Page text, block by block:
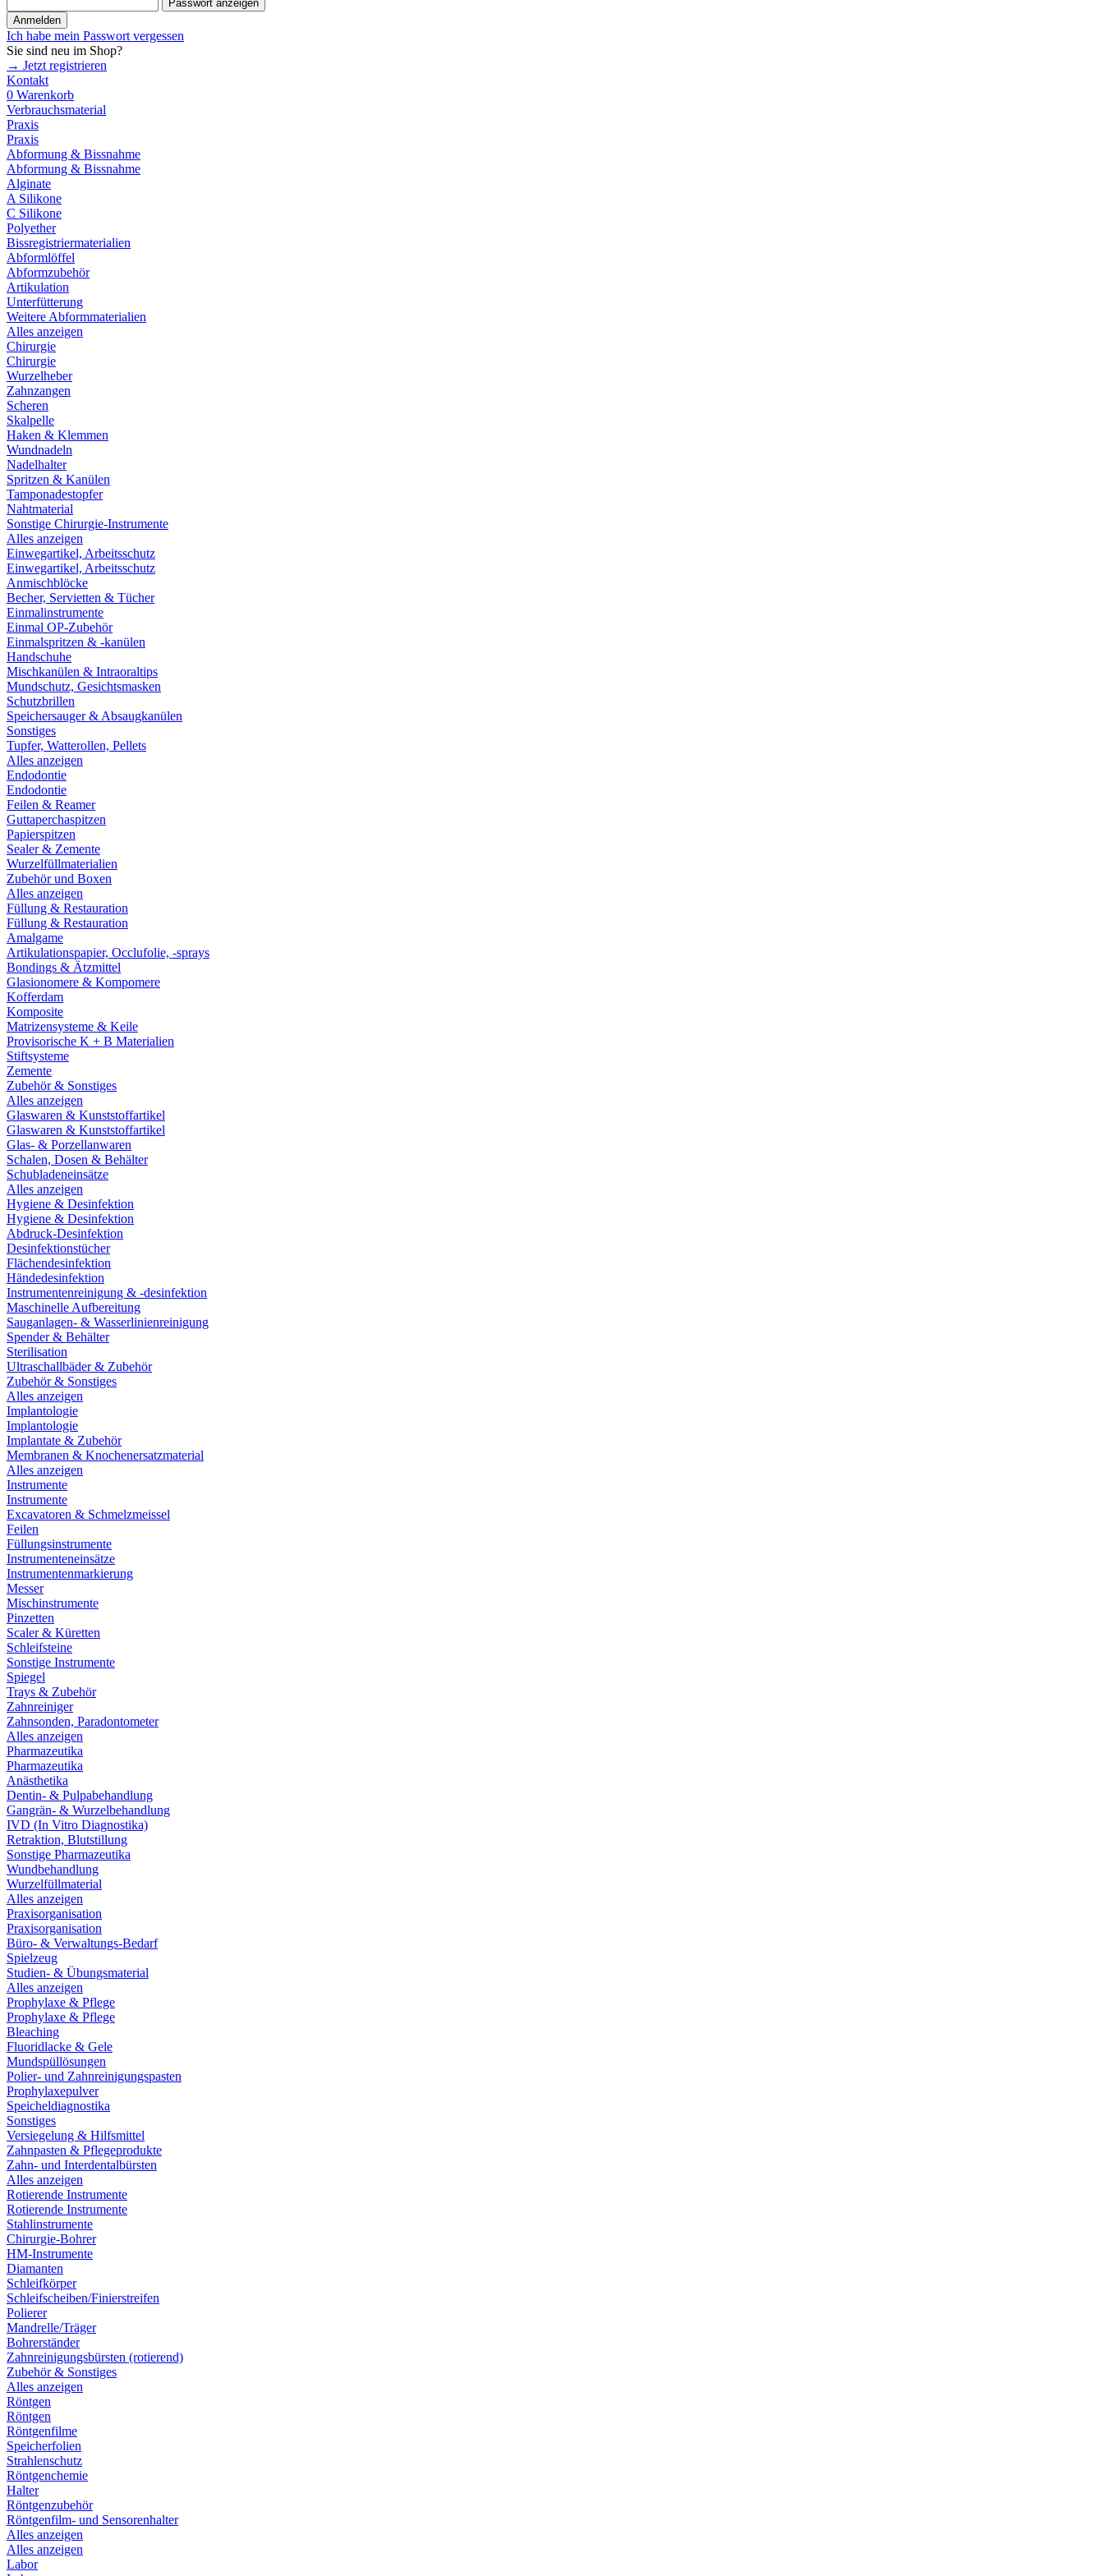
Passwort anzeigen
Anmelden
Ich habe mein Passwort vergessen
Sie sind neu im Shop?
→ Jetzt registrieren
Kontakt
0 Warenkorb
Verbrauchsmaterial
Praxis
Praxis
Abformung & Bissnahme
Abformung & Bissnahme
Alginate
A Silikone
C Silikone
Polyether
Bissregistriermaterialien
Abformlöffel
Abformzubehör
Artikulation
Unterfütterung
Weitere Abformmaterialien
Alles anzeigen
Chirurgie
Chirurgie
Wurzelheber
Zahnzangen
Scheren
Skalpelle
Haken & Klemmen
Wundnadeln
Nadelhalter
Spritzen & Kanülen
Tamponadestopfer
Nahtmaterial
Sonstige Chirurgie-Instrumente
Alles anzeigen
Einwegartikel, Arbeitsschutz
Einwegartikel, Arbeitsschutz
Anmischblöcke
Becher, Servietten & Tücher
Einmalinstrumente
Einmal OP-Zubehör
Einmalspritzen & -kanülen
Handschuhe
Mischkanülen & Intraoraltips
Mundschutz, Gesichtsmasken
Schutzbrillen
Speichersauger & Absaugkanülen
Sonstiges
Tupfer, Watterollen, Pellets
Alles anzeigen
Endodontie
Endodontie
Feilen & Reamer
Guttaperchaspitzen
Papierspitzen
Sealer & Zemente
Wurzelfüllmaterialien
Zubehör und Boxen
Alles anzeigen
Füllung & Restauration
Füllung & Restauration
Amalgame
Artikulationspapier, Occlufolie, -sprays
Bondings & Ätzmittel
Glasionomere & Kompomere
Kofferdam
Komposite
Matrizensysteme & Keile
Provisorische K + B Materialien
Stiftsysteme
Zemente
Zubehör & Sonstiges
Alles anzeigen
Glaswaren & Kunststoffartikel
Glaswaren & Kunststoffartikel
Glas- & Porzellanwaren
Schalen, Dosen & Behälter
Schubladeneinsätze
Alles anzeigen
Hygiene & Desinfektion
Hygiene & Desinfektion
Abdruck-Desinfektion
Desinfektionstücher
Flächendesinfektion
Händedesinfektion
Instrumentenreinigung & -desinfektion
Maschinelle Aufbereitung
Sauganlagen- & Wasserlinienreinigung
Spender & Behälter
Sterilisation
Ultraschallbäder & Zubehör
Zubehör & Sonstiges
Alles anzeigen
Implantologie
Implantologie
Implantate & Zubehör
Membranen & Knochenersatzmaterial
Alles anzeigen
Instrumente
Instrumente
Excavatoren & Schmelzmeissel
Feilen
Füllungsinstrumente
Instrumenteneinsätze
Instrumentenmarkierung
Messer
Mischinstrumente
Pinzetten
Scaler & Küretten
Schleifsteine
Sonstige Instrumente
Spiegel
Trays & Zubehör
Zahnreiniger
Zahnsonden, Paradontometer
Alles anzeigen
Pharmazeutika
Pharmazeutika
Anästhetika
Dentin- & Pulpabehandlung
Gangrän- & Wurzelbehandlung
IVD (In Vitro Diagnostika)
Retraktion, Blutstillung
Sonstige Pharmazeutika
Wundbehandlung
Wurzelfüllmaterial
Alles anzeigen
Praxisorganisation
Praxisorganisation
Büro- & Verwaltungs-Bedarf
Spielzeug
Studien- & Übungsmaterial
Alles anzeigen
Prophylaxe & Pflege
Prophylaxe & Pflege
Bleaching
Fluoridlacke & Gele
Mundspüllösungen
Polier- und Zahnreinigungspasten
Prophylaxepulver
Speicheldiagnostika
Sonstiges
Versiegelung & Hilfsmittel
Zahnpasten & Pflegeprodukte
Zahn- und Interdentalbürsten
Alles anzeigen
Rotierende Instrumente
Rotierende Instrumente
Stahlinstrumente
Chirurgie-Bohrer
HM-Instrumente
Diamanten
Schleifkörper
Schleifscheiben/Finierstreifen
Polierer
Mandrelle/Träger
Bohrerständer
Zahnreinigungsbürsten (rotierend)
Zubehör & Sonstiges
Alles anzeigen
Röntgen
Röntgen
Röntgenfilme
Speicherfolien
Strahlenschutz
Röntgenchemie
Halter
Röntgenzubehör
Röntgenfilm- und Sensorenhalter
Alles anzeigen
Alles anzeigen
Labor